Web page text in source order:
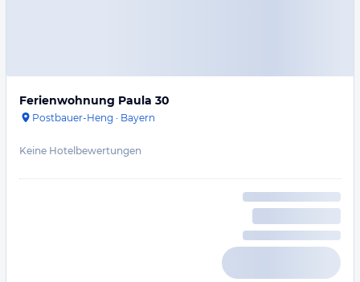
Ferienwohnung Paula 30
Postbauer-Heng · Bayern
Keine Hotelbewertungen